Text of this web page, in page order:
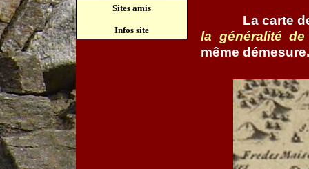
Sites amis
Infos site
La carte
la généralité de
même démesure.